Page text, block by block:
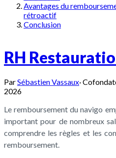
Avantages du
rétroactif
Conclusion
RH
ParSébastien Vassaux·
2026
Le remboursement du navigo
important pour de nombreux
comprendre les règles et les
remboursement.